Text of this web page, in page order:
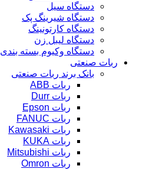
دستگاه سیل
دستگاه شیرینگ پک
دستگاه کارتونینگ
دستگاه لیبل زن
دستگاه وکیوم بسته بندی
ربات صنعتی
بانک برند ربات صنعتی
ربات ABB
ربات Durr
ربات Epson
ربات FANUC
ربات Kawasaki
ربات KUKA
ربات Mitsubishi
ربات Omron